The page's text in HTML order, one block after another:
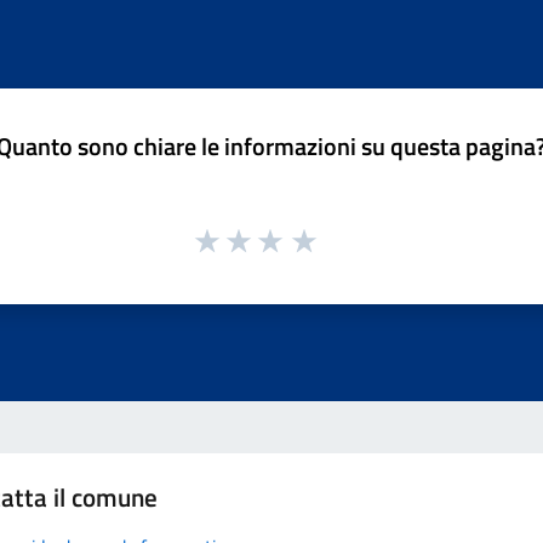
sono chiare le informazioni su questa
il comune